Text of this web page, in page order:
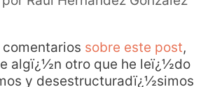
sobre este post,
algï¿½n otro que he leï¿½do
y desestructuradï¿½simos